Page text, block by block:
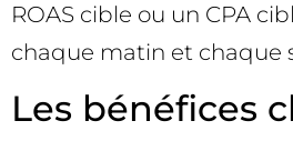
ROAS cible ou un CPA
chaque matin et chaque
Les bénéfices